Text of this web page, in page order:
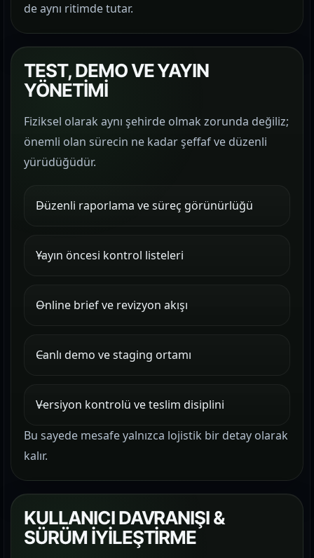
de aynı ritimde tutar.
TEST, DEMO VE YAYIN
YÖNETİMİ
Fiziksel olarak aynı şehirde olmak zorunda değiliz;
önemli olan sürecin ne kadar şeffaf ve düzenli
yürüdüğüdür.
Düzenli raporlama ve süreç görünürlüğü
Yayın öncesi kontrol listeleri
Online brief ve revizyon akışı
Canlı demo ve staging ortamı
Versiyon kontrolü ve teslim disiplini
Bu sayede mesafe yalnızca lojistik bir detay olarak
kalır.
KULLANICI DAVRANIŞI &
SÜRÜM İYİLEŞTİRME